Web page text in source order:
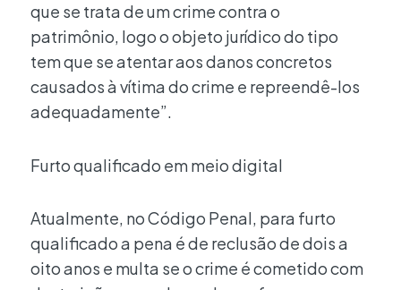
que se trata de um crime contra o
patrimônio, logo o objeto jurídico do tipo
tem que se atentar aos danos concretos
causados à vítima do crime e repreendê-los
adequadamente”.
Furto qualificado em meio digital
Atualmente, no Código Penal, para furto
qualificado a pena é de reclusão de dois a
oito anos e multa se o crime é cometido com